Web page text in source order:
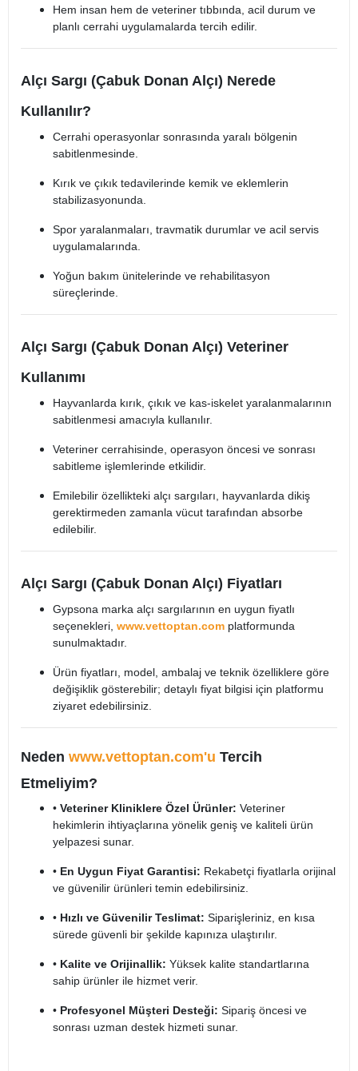
Hem insan hem de veteriner tıbbında, acil durum ve
planlı cerrahi uygulamalarda tercih edilir.
Alçı Sargı (Çabuk Donan Alçı) Nerede
Kullanılır?
Cerrahi operasyonlar sonrasında yaralı bölgenin
sabitlenmesinde.
Kırık ve çıkık tedavilerinde kemik ve eklemlerin
stabilizasyonunda.
Spor yaralanmaları, travmatik durumlar ve acil servis
uygulamalarında.
Yoğun bakım ünitelerinde ve rehabilitasyon
süreçlerinde.
Alçı Sargı (Çabuk Donan Alçı) Veteriner
Kullanımı
Hayvanlarda kırık, çıkık ve kas-iskelet yaralanmalarının
sabitlenmesi amacıyla kullanılır.
Veteriner cerrahisinde, operasyon öncesi ve sonrası
sabitleme işlemlerinde etkilidir.
Emilebilir özellikteki alçı sargıları, hayvanlarda dikiş
gerektirmeden zamanla vücut tarafından absorbe
edilebilir.
Alçı Sargı (Çabuk Donan Alçı) Fiyatları
Gypsona marka alçı sargılarının en uygun fiyatlı
seçenekleri, www.vettoptan.com platformunda
sunulmaktadır.
Ürün fiyatları, model, ambalaj ve teknik özelliklere göre
değişiklik gösterebilir; detaylı fiyat bilgisi için platformu
ziyaret edebilirsiniz.
Neden www.vettoptan.com'u Tercih
Etmeliyim?
• Veteriner Kliniklere Özel Ürünler: Veteriner
hekimlerin ihtiyaçlarına yönelik geniş ve kaliteli ürün
yelpazesi sunar.
• En Uygun Fiyat Garantisi: Rekabetçi fiyatlarla orijinal
ve güvenilir ürünleri temin edebilirsiniz.
• Hızlı ve Güvenilir Teslimat: Siparişleriniz, en kısa
sürede güvenli bir şekilde kapınıza ulaştırılır.
• Kalite ve Orijinallik: Yüksek kalite standartlarına
sahip ürünler ile hizmet verir.
• Profesyonel Müşteri Desteği: Sipariş öncesi ve
sonrası uzman destek hizmeti sunar.